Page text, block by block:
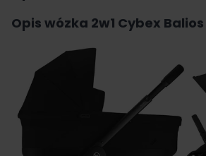
Opis wózka 2w1 Cybex Balios